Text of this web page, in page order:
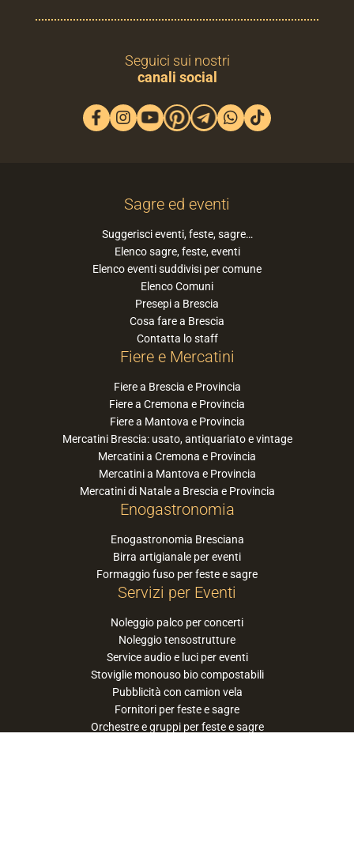
Seguici sui nostri
canali social
Sagre ed eventi
Suggerisci eventi, feste, sagre…
Elenco sagre, feste, eventi
Elenco eventi suddivisi per comune
Elenco Comuni
Presepi a Brescia
Cosa fare a Brescia
Contatta lo staff
Fiere e Mercatini
Fiere a Brescia e Provincia
Fiere a Cremona e Provincia
Fiere a Mantova e Provincia
Mercatini Brescia: usato, antiquariato e vintage
Mercatini a Cremona e Provincia
Mercatini a Mantova e Provincia
Mercatini di Natale a Brescia e Provincia
Enogastronomia
Enogastronomia Bresciana
Birra artigianale per eventi
Formaggio fuso per feste e sagre
Servizi per Eventi
Noleggio palco per concerti
Noleggio tensostrutture
Service audio e luci per eventi
Stoviglie monouso bio compostabili
Pubblicità con camion vela
Fornitori per feste e sagre
Orchestre e gruppi per feste e sagre